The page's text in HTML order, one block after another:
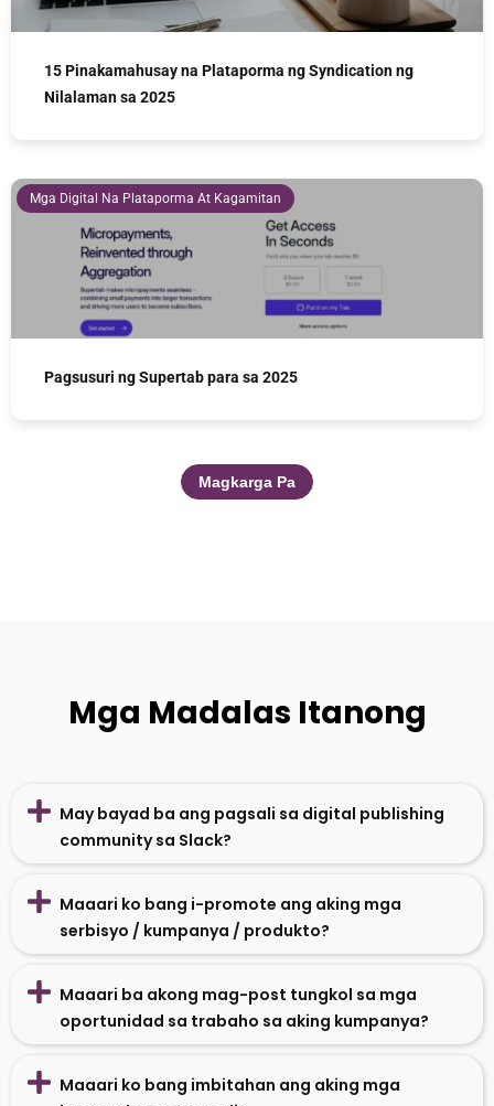
15 Pinakamahusay na Plataporma ng Syndication ng
Nilalaman sa 2025
Mga Digital Na Plataporma At Kagamitan
Pagsusuri ng Supertab para sa 2025
Magkarga Pa
Mga Madalas Itanong
May bayad ba ang pagsali sa digital publishing
community sa Slack?
Maaari ko bang i-promote ang aking mga
serbisyo / kumpanya / produkto?
Maaari ba akong mag-post tungkol sa mga
oportunidad sa trabaho sa aking kumpanya?
Maaari ko bang imbitahan ang aking mga